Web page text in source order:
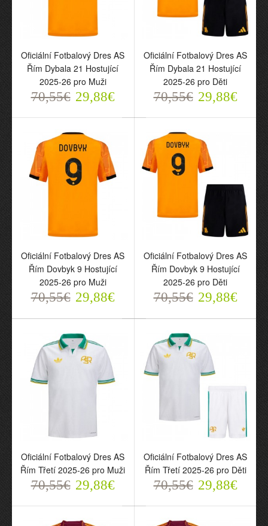
AS Řím Dybala 21
Hostující 2025-26 pro
Muži
70,55€ 29,88€
AS Řím Dybala 21
Hostující 2025-26 pro
Děti
29,88€
Oficiální Fotbalový Dres
AS Řím Dovbyk 9
Hostující 2025-26 pro
70,55€
Oficiální Fotbalový Dres
AS Řím Dovbyk 9
Hostující 2025-26 pro
29,88€
Oficiální Fotbalový Dres AS
Řím Dybala 21 Hostující
2025-26 pro Muži
70,55€ 29,88€
Oficiální Fotbalový Dres AS
Řím Dybala 21 Hostující
2025-26 pro Děti
70,55€ 29,88€
Oficiální Fotbalový Dres AS
Řím Dovbyk 9 Hostující
2025-26 pro Muži
70,55€ 29,88€
Oficiální Fotbalový Dres AS
Řím Dovbyk 9 Hostující
2025-26 pro Děti
70,55€ 29,88€
Oficiální Fotbalový Dres AS
Řím Třetí 2025-26 pro Muži
70,55€ 29,88€
Oficiální Fotbalový Dres AS
Řím Třetí 2025-26 pro Děti
70,55€ 29,88€